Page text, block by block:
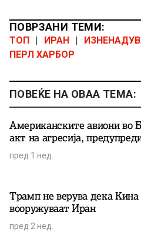
ПОВРЗАНИ ТЕМИ:
ТОП ИРАН
ПЕРЛ ХАРБОР
ПОВЕЌЕ НА ОВАА ТЕМА:
Американските авиони во
акт на агресија,
пред 1 нед.
Трамп не верува дека Кина
вооружуваат Иран
пред 2 нед.